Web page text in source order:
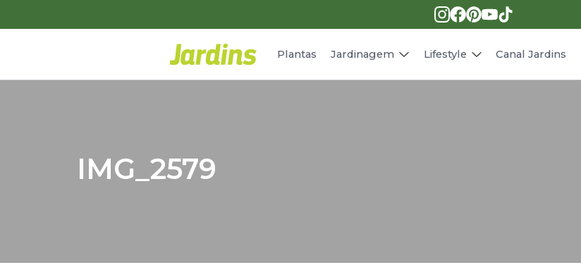
Plantas Jardinagem Lifestyle
Receitas
Canal Jardins
IMG_2579